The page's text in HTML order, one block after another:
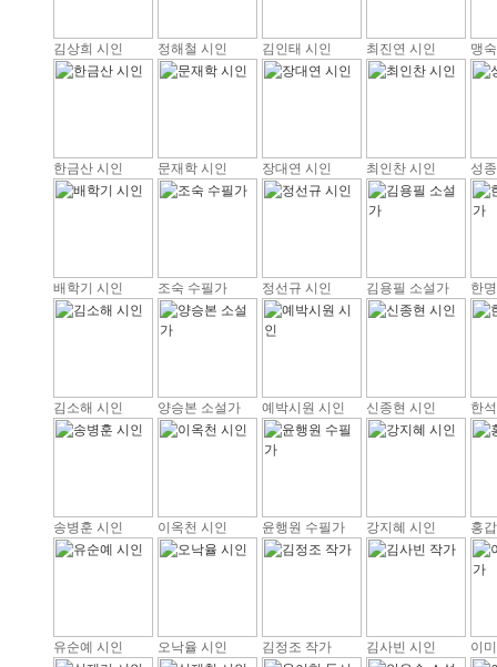
김상희 시인 정해철 시인 김인태 시인 최진연 시인 맹
한금산 시인 문재학 시인 장대연 시인 최인찬 시인 성
배학기 시인 조숙 수필가 정선규 시인 김용필 소설가 한
김소해 시인 양승본 소설가 예박시원 시인 신종현 시인 한
송병훈 시인 이옥천 시인 윤행원 수필가 강지혜 시인 홍
유순예 시인 오낙율 시인 김정조 작가 김사빈 시인 이